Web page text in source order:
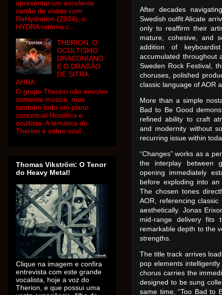
After decades
Swedish outfit Alicate
only to reaffirm their
mature, cohesive, and
addition of
accumulated throughout
Sweden Rock Festival,
choruses, polished
classic language of AOR
More than a simple
Bad to Be Good
refined ability to craft
and modernity without
recurring issue within
“Changes” works as a
the interplay between
opening immediately
before exploding into
The chosen tones
AOR, referencing
aesthetically. Jonas
mid-range delivery fits
remarkable depth to the
strengths.
The title track arrives
pop elements
chorus carries the
designed to be sung
same time, “Too Bad to
apresentar um excelente
cartão de visitas com
ReHydration (2024), o
HYDRA retorna c...
THERION, O
OCULTISMO
DRACONIANO
E O DRAGÃO
DE SITRA
AHRA
O grupo Therion não envolve
somente música, mas
também todo um plano
conceitual filosófico e
ocultista. A temática do
Therion é sobre ocul...
Thomas Vikström: O Tenor
do Heavy Metal!
Clique na imagem e confira
entrevista com este grande
vocalista, hoje a voz do
Therion, e que possui uma